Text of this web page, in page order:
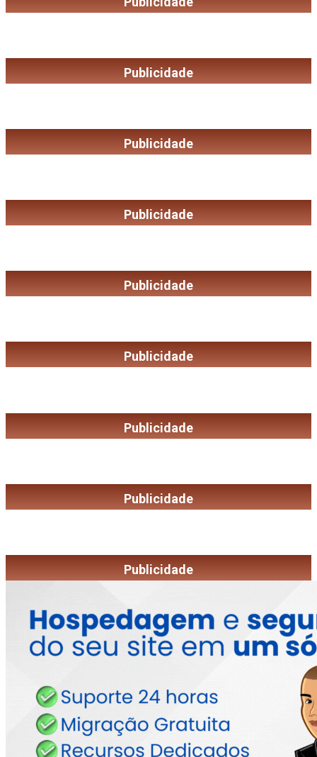
Publicidade
Publicidade
Publicidade
Publicidade
Publicidade
Publicidade
Publicidade
Publicidade